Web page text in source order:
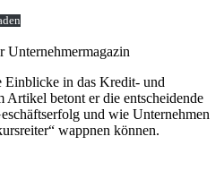
in das Kredit- und
Artikel betont er die entscheidende
und wie Unternehmen
wappnen können.